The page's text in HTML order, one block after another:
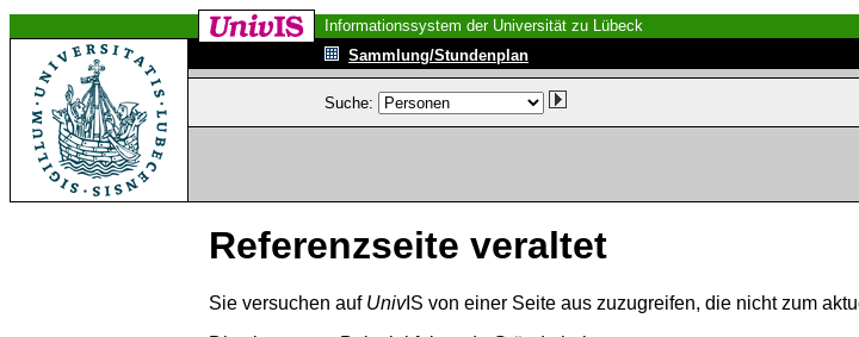
Informationssystem der Universität zu Lübeck
Sammlung/Stundenplan
Suche:
Referenzseite veraltet
Sie versuchen auf UnivIS von einer Seite aus zuzugreifen, die nicht zum